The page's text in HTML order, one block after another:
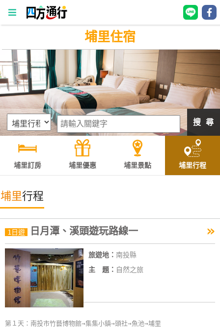
四
方
通
行
訂
房
灣
訂
房
直接跟飯店訂房HOT
特
色
民
宿
全
租
埔里住宿
搜 尋
埔里訂房 埔里優惠 埔里景點 埔里行程
埔里行程
1日遊 日月潭、溪頭遊玩路線一 »
旅遊地： 南投縣
主 題： 自然之旅
第１天：南投市竹藝博物館→集集小鎮→頭社→魚池→埔里